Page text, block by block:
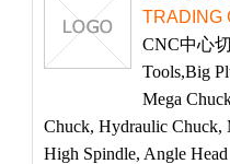
TRADING
CNC中心
Tools,Big
Mega
Chuck, Hydraulic Chuck,
High Spindle, Angle Head